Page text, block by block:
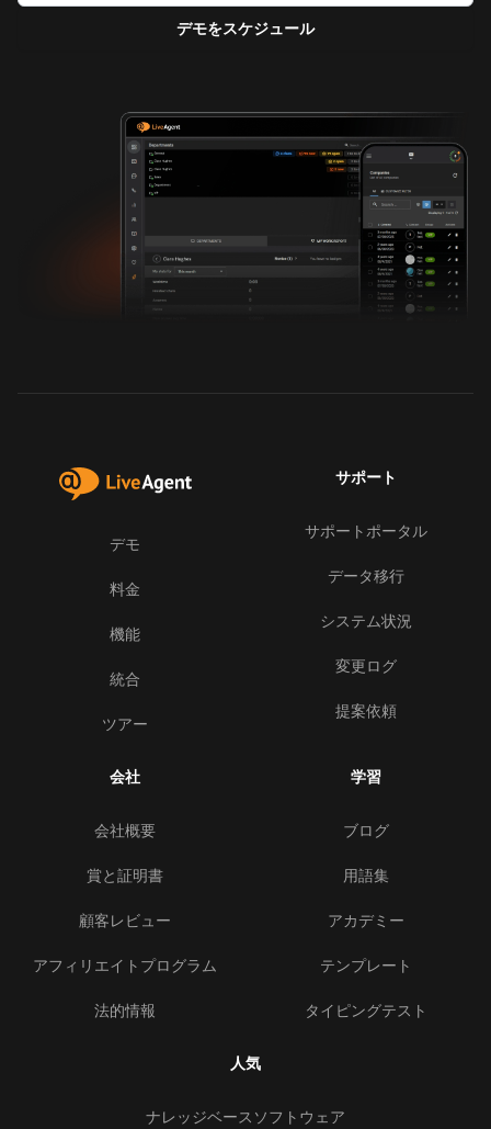
デモをスケジュール
デモ
料金
機能
統合
ツアー
サポート
サポートポータル
データ移行
システム状況
変更ログ
提案依頼
会社
会社概要
賞と証明書
顧客レビュー
アフィリエイトプログラム
法的情報
学習
ブログ
用語集
アカデミー
テンプレート
タイピングテスト
人気
ナレッジベースソフトウェア